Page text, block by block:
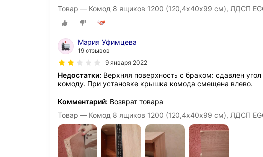
Товар — Комод 8 ящиков 1200 (120,4х40х99 см), ЛДСП
Мария Уфимцева
19 отзывов
9 января 2022
Недостатки: Верхняя поверхность с браком: сдавлен
комоду. При установке крышка комода смещена влево.
Комментарий: Возврат товара
Товар — Комод 8 ящиков 1200 (120,4х40х99 см), ЛДСП